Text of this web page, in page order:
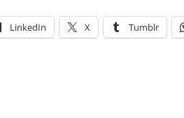
LinkedIn X Tumblr